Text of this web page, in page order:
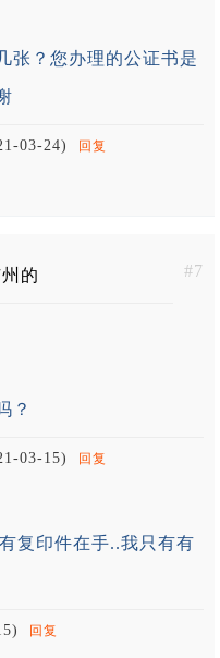
张？您办理的公证书是
03-24) 回复
#7
的
？
03-15) 回复
复印件在手..我只有有
回复